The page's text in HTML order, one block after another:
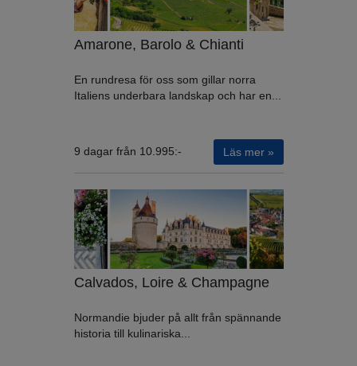
Amarone, Barolo & Chianti
En rundresa för oss som gillar norra
Italiens underbara landskap och har en...
9 dagar från 10.995:- Läs mer »
Calvados, Loire & Champagne
Normandie bjuder på allt från spännande
historia till kulinariska...